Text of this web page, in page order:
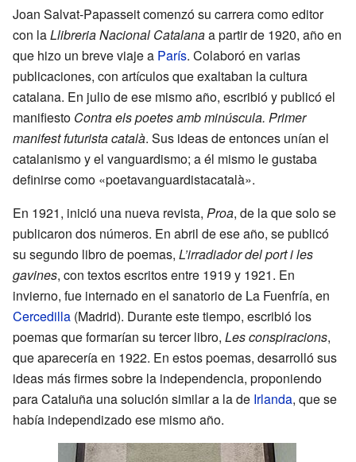
Joan Salvat-Papasseit comenzó su carrera como editor
con laLlibreria Nacional Catalanaa partir de 1920, año en
que hizo un breve viaje a París. Colaboró en varias
publicaciones, con artículos que exaltaban la cultura
catalana. En julio de ese mismo año, escribió y publicó el
manifiesto Contra els poetes amb minúscula. Primer
manifest futurista català. Sus ideas de entonces unían el
catalanismo y el vanguardismo; a él mismo le gustaba
definirse como «poetavanguardistacatalà».
En 1921, inició una nueva revista, Proa, de la que solo se
publicaron dos números. En abril de ese año, se publicó
su segundo libro de poemas, L’irradiador del port i les
gavines, con textos escritos entre 1919 y 1921. En
invierno, fue internado en el sanatorio de La Fuenfría, en
Cercedilla (Madrid). Durante este tiempo, escribió los
poemas que formarían su tercer libro, Les conspiracions,
que aparecería en 1922. En estos poemas, desarrolló sus
ideas más firmes sobre la independencia, proponiendo
para Cataluña una solución similar a la de Irlanda, que se
había independizado ese mismo año.